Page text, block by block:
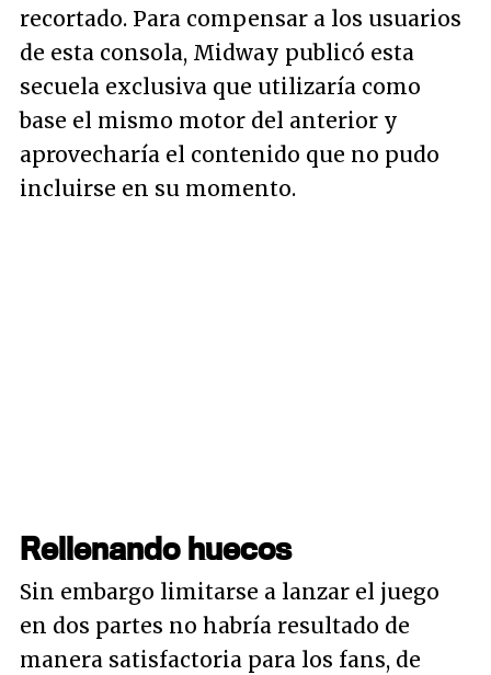
recortado. Para compensar a los usuarios
de esta consola, Midway publicó esta
secuela exclusiva que utilizaría como
base el mismo motor del anterior y
aprovecharía el contenido que no pudo
incluirse en su momento.
Rellenando huecos
Sin embargo limitarse a lanzar el juego
en dos partes no habría resultado de
manera satisfactoria para los fans, de